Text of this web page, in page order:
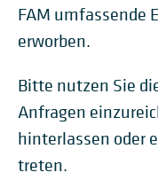
FAM umfassende
erworben.
Bitte nutzen Sie
Anfragen
hinterlassen oder
treten.